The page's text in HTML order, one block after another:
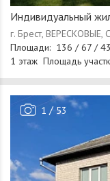
Индивидуальный
1 / 53